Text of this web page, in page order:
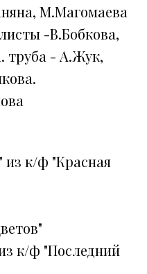
М.Магомаева
-В.Бобкова,
труба - А.Жук,
из к/ф "Красная
к/ф "Последний